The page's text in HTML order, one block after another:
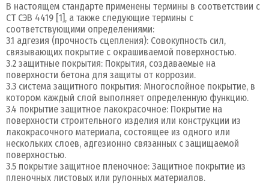
В настоящем стандарте применены термины в соответствии с
CT СЭВ 4419 [1], а также следующие термины с
соответствующими определениями:
3.1 адгезия (прочность сцепления): Совокупность сил,
связывающих покрытие с окрашиваемой поверхностью.
3.2 защитные покрытия: Покрытия, создаваемые на
поверхности бетона для защиты от коррозии.
3.3 система защитного покрытия: Многослойное покрытие, в
котором каждый слой выполняет определенную функцию.
3.4 покрытие защитное лакокрасочное: Покрытие на
поверхности строительного изделия или конструкции из
лакокрасочного материала, состоящее из одного или
нескольких слоев, адгезионно связанных с защищаемой
поверхностью.
3.5 покрытие защитное пленочное: Защитное покрытие из
пленочных листовых или рулонных материалов.